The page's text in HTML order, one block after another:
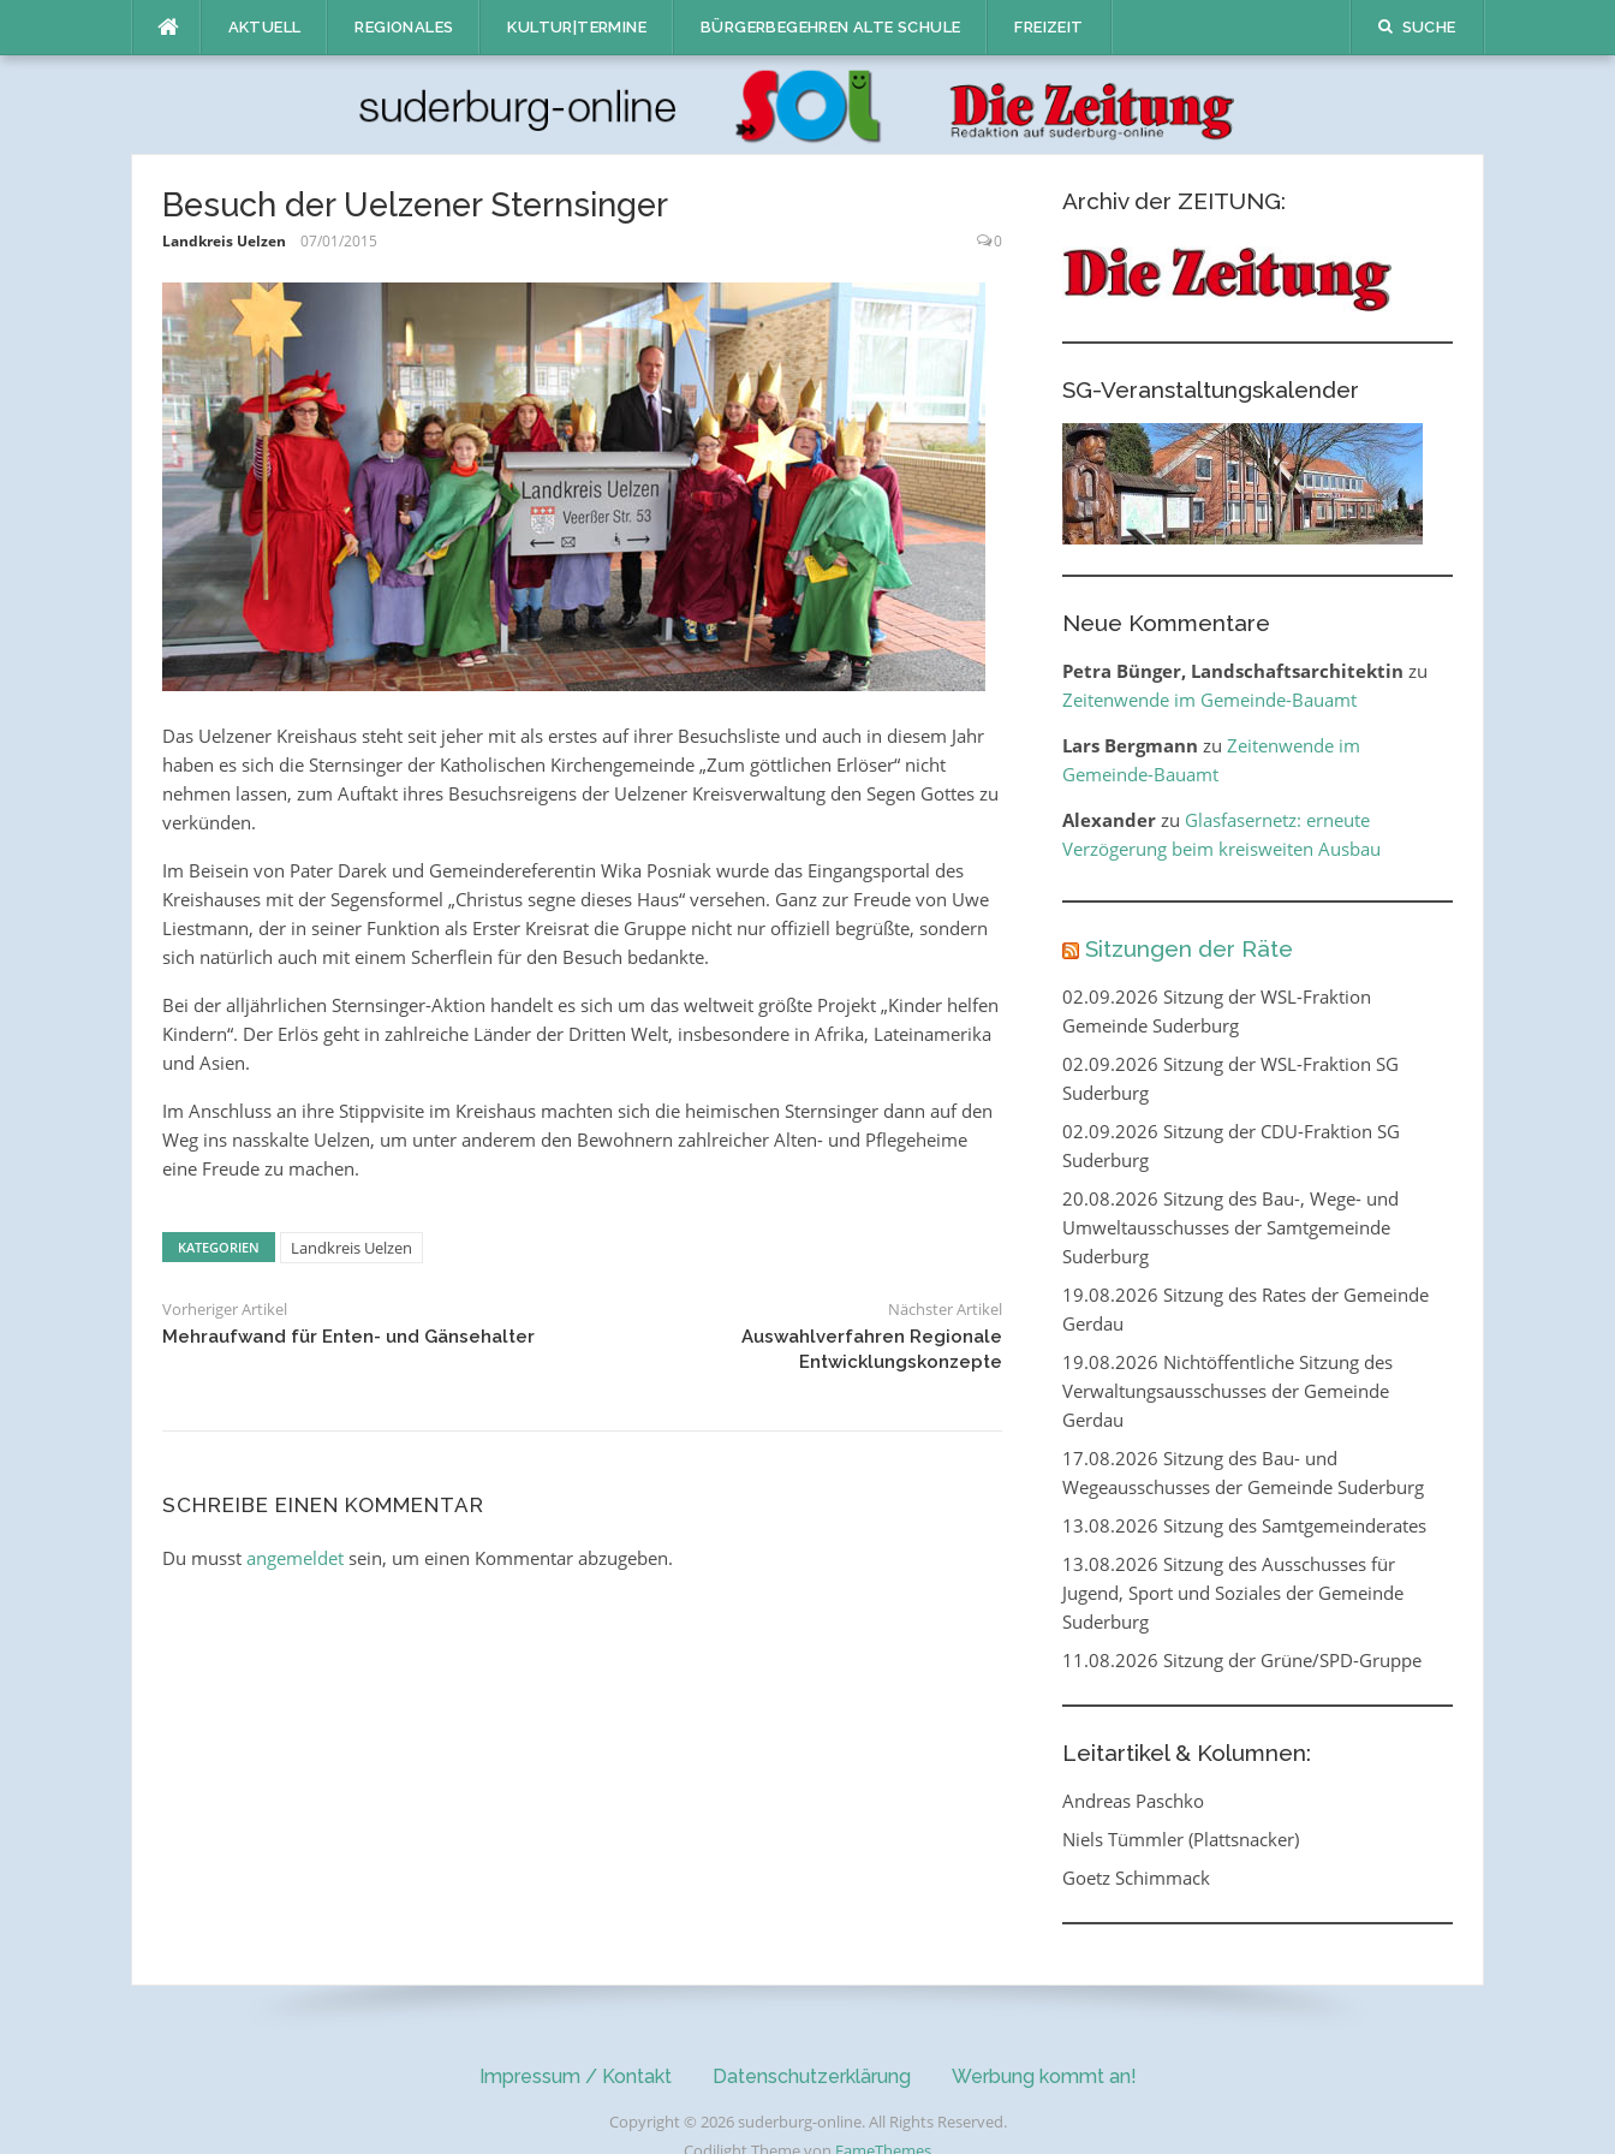
AKTUELL REGIONALES KULTUR|TERMINE BÜRGERBEGEHREN ALTE SCHULE FREIZEIT SUCHE
Besuch der Uelzener Sternsinger
Landkreis Uelzen 07/01/2015 0
Das Uelzener Kreishaus steht seit jeher mit als erstes auf ihrer Besuchsliste und auch in diesem Jahr
haben es sich die Sternsinger der Katholischen Kirchengemeinde „Zum göttlichen Erlöser“ nicht
nehmen lassen, zum Auftakt ihres Besuchsreigens der Uelzener Kreisverwaltung den Segen Gottes zu
verkünden.
Im Beisein von Pater Darek und Gemeindereferentin Wika Posniak wurde das Eingangsportal des
Kreishauses mit der Segensformel „Christus segne dieses Haus“ versehen. Ganz zur Freude von Uwe
Liestmann, der in seiner Funktion als Erster Kreisrat die Gruppe nicht nur offiziell begrüßte, sondern
sich natürlich auch mit einem Scherflein für den Besuch bedankte.
Bei der alljährlichen Sternsinger-Aktion handelt es sich um das weltweit größte Projekt „Kinder helfen
Kindern“. Der Erlös geht in zahlreiche Länder der Dritten Welt, insbesondere in Afrika, Lateinamerika
und Asien.
Im Anschluss an ihre Stippvisite im Kreishaus machten sich die heimischen Sternsinger dann auf den
Weg ins nasskalte Uelzen, um unter anderem den Bewohnern zahlreicher Alten- und Pflegeheime
eine Freude zu machen.
KATEGORIEN Landkreis Uelzen
Vorheriger Artikel
Mehraufwand für Enten- und Gänsehalter
Nächster Artikel
Auswahlverfahren Regionale
Entwicklungskonzepte
SCHREIBE EINEN KOMMENTAR
Du musst angemeldetsein, um einen Kommentar abzugeben.
Archiv der ZEITUNG:
SG-Veranstaltungskalender
Neue Kommentare
Petra Bünger, Landschaftsarchitektin zu
Zeitenwende im Gemeinde-Bauamt
Lars Bergmann zu Zeitenwende im
Gemeinde-Bauamt
Alexanderzu Glasfasernetz: erneute
Verzögerung beim kreisweiten Ausbau
Sitzungen der Räte
02.09.2026 Sitzung der WSL-Fraktion
Gemeinde Suderburg
02.09.2026 Sitzung der WSL-Fraktion SG
Suderburg
02.09.2026 Sitzung der CDU-Fraktion SG
Suderburg
20.08.2026 Sitzung des Bau-, Wege- und
Umweltausschusses der Samtgemeinde
Suderburg
19.08.2026 Sitzung des Rates der Gemeinde
Gerdau
19.08.2026 Nichtöffentliche Sitzung des
Verwaltungsausschusses der Gemeinde
Gerdau
17.08.2026 Sitzung des Bau- und
Wegeausschusses der Gemeinde Suderburg
13.08.2026 Sitzung des Samtgemeinderates
13.08.2026 Sitzung des Ausschusses für
Jugend, Sport und Soziales der Gemeinde
Suderburg
11.08.2026 Sitzung der Grüne/SPD-Gruppe
Leitartikel & Kolumnen:
Andreas Paschko
Niels Tümmler (Plattsnacker)
Goetz Schimmack
Impressum / Kontakt Datenschutzerklärung Werbung kommt an!
Copyright © 2026 suderburg-online. All Rights Reserved.